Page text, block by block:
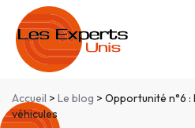
Accueil > Le blog > Opportunité n°6 :
véhicules
Panneau de gestion des cookies